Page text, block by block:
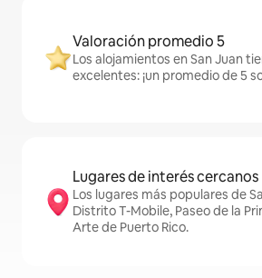
Valoración promedio 5
Los alojamientos en San Juan
excelentes: ¡un promedio de 5
Lugares de interés cercanos
Los lugares más populares de
Distrito T-Mobile, Paseo de la
Arte de Puerto Rico.